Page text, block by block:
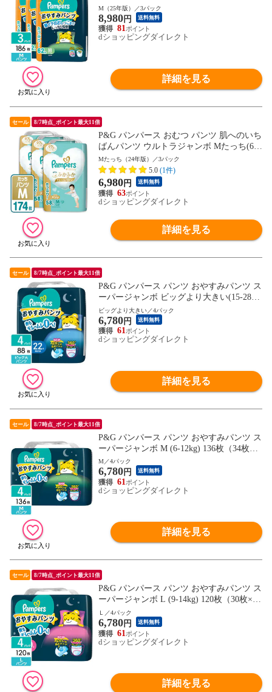
2枚×3パック) 4987176333483
M（25年版）／3パック
8,980円 送料無料
81
dショッピングダイレクト
詳細を見る
セール 8/7時点_ポイント最大11倍
P&G パンパース おむつ パンツ 肌へのいち
ばんパンツ ウルトラジャンボ Mたっち(6-1
2kg) 174枚(58枚×3パック) 4987176206879
Mたっち（24年版）／3パック
5.0 (1件)
6,980円 送料無料
63
dショッピングダイレクト
詳細を見る
セール 8/7時点_ポイント最大11倍
P&G パンパース パンツ おやすみパンツ ス
ーパージャンボ ビッグより大きい(15-28k
g) 88枚（22枚×4パック) 4987176207203
ビッグより大きい／4パック
6,780円 送料無料
61
dショッピングダイレクト
詳細を見る
セール 8/7時点_ポイント最大11倍
P&G パンパース パンツ おやすみパンツ ス
ーパージャンボ M (6-12kg) 136枚（34枚×4
パック） 4987176207180
M／4パック
6,780円 送料無料
61
dショッピングダイレクト
詳細を見る
セール 8/7時点_ポイント最大11倍
P&G パンパース パンツ おやすみパンツ ス
ーパージャンボ L (9-14kg) 120枚（30枚×4
パック) 4987176207173
Ｌ／4パック
6,780円 送料無料
61
dショッピングダイレクト
詳細を見る